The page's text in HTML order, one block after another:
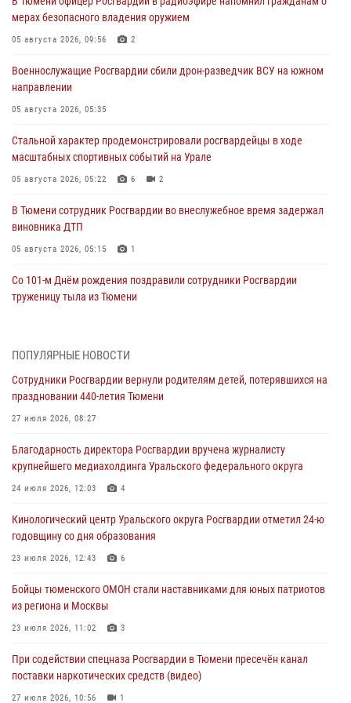
мерах безопасного владения оружием
05 августа 2026, 09:56 2
Военнослужащие Росгвардии сбили дрон-разведчик ВСУ на южном
направлении
05 августа 2026, 05:35
Стальной характер продемонстрировали росгвардейцы в ходе
масштабных спортивных событий на Урале
05 августа 2026, 05:22 6 2
В Тюмени сотрудник Росгвардии во внеслужебное время задержал
виновника ДТП
05 августа 2026, 05:15 1
Со 101-м Днём рождения поздравили сотрудники Росгвардии
труженицу тыла из Тюмени
Спецназ Росгвардии провел комплексную тренировку в полевых
04 августа 2026, 06:28 4
Тюменские правоохранители провели соревнования по стрельбе
03 августа 2026, 07:35
Росгвардия противодействует БПЛА ВСУ на южном направлении
03 августа 2026, 07:29
Росгвардейцы обеспечили безопасность празднования Дня
03 августа 2026, 07:23
ПОПУЛЯРНЫЕ НОВОСТИ
Сотрудники Росгвардии вернули родителям детей, потерявшихся на
праздновании 440-летия Тюмени
27 июля 2026, 08:27
Благодарность директора Росгвардии вручена журналисту
крупнейшего медиахолдинга Уральского федерального округа
24 июля 2026, 12:03 4
Кинологический центр Уральского округа Росгвардии отметил 24-ю
годовщину со дня образования
23 июля 2026, 12:43 6
Бойцы тюменского ОМОН стали наставниками для юных патриотов
из региона и Москвы
23 июля 2026, 11:02 3
При содействии спецназа Росгвардии в Тюмени пресечён канал
поставки наркотических средств (видео)
27 июля 2026, 10:56 1